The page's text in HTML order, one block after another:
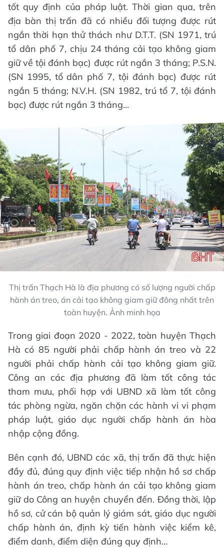
tốt quy định của pháp luật. Thời gian qua, trên
địa bàn thị trấn đã có nhiều đối tượng được rút
ngắn thời hạn thử thách như D.T.T. (SN 1971, trú
tổ dân phố 7, chịu 24 tháng cải tạo không giam
giữ về tội đánh bạc) được rút ngắn 3 tháng; P.S.N.
(SN 1995, tổ dân phố 7, tội đánh bạc) được rút
ngắn 5 tháng; N.V.H. (SN 1982, trú tổ 7, tội đánh
bạc) được rút ngắn 3 tháng...
Thị trấn Thạch Hà là địa phương có số lượng người chấp
hành án treo, án cải tạo không giam giữ đông nhất trên
toàn huyện. Ảnh minh họa
Trong giai đoạn 2020 - 2022, toàn huyện Thạch
Hà có 85 người phải chấp hành án treo và 22
người phải chấp hành cải tạo không giam giữ.
Công an các địa phương đã làm tốt công tác
tham mưu, phối hợp với UBND xã làm tốt công
tác phòng ngừa, ngăn chặn các hành vi vi phạm
pháp luật, giáo dục người chấp hành án hòa
nhập cộng đồng.
Bên cạnh đó, UBND các xã, thị trấn đã thực hiện
đầy đủ, đúng quy định việc tiếp nhận hồ sơ chấp
hành án treo, chấp hành án cải tạo không giam
giữ do Công an huyện chuyển đến. Đồng thời, lập
hồ sơ, cử cán bộ quản lý giám sát, giáo dục người
chấp hành án, định kỳ tiến hành việc kiểm kê,
điểm danh, điểm diện đúng quy định…